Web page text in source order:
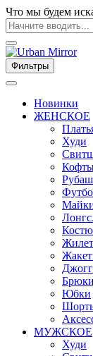
Что мы будем
Фильтры
Новинки
ЖЕНСКОЕ
Худи
Брюки
Юбки
МУЖСКОЕ
Худи